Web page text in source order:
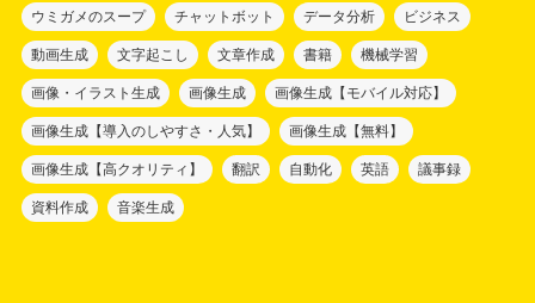
ウミガメのスープ チャットボット データ分析 ビジネス
動画生成 文字起こし 文章作成 書籍 機械学習
画像・イラスト生成 画像生成 画像生成【モバイル対応】
画像生成【導入のしやすさ・人気】 画像生成【無料】
画像生成【高クオリティ】 翻訳 自動化 英語 議事録
資料作成 音楽生成